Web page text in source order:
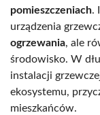
pomieszczeniach.
urządzenia
ogrzewania, ale
środowisko. W
instalacji
ekosystemu,
mieszkańców.